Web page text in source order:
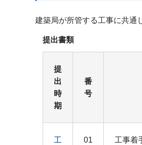
建築局が所管する工事に共通
提出書類
提
出
時
期
番
号
工
01
工事着